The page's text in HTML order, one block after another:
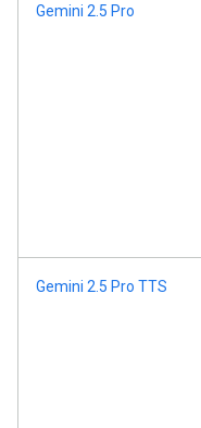
Gemini 2.5 Pro
Gemini 2.5 Pro TTS